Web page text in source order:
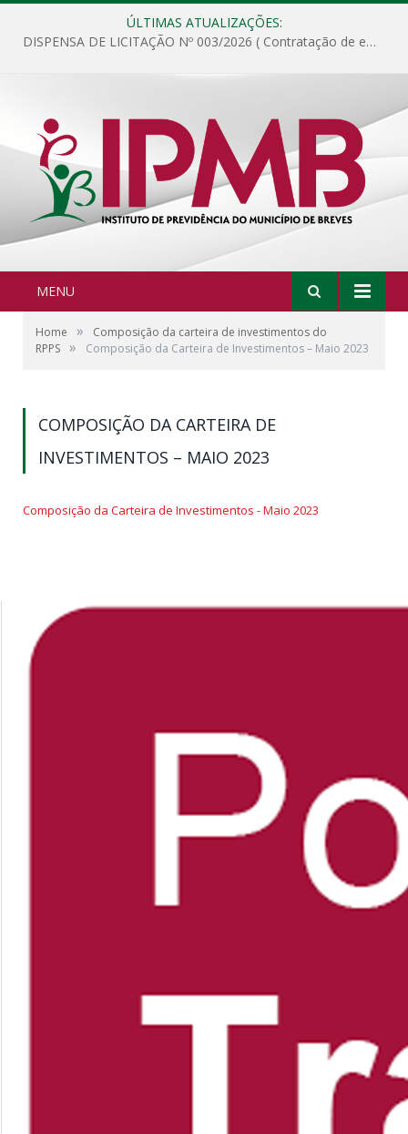
ÚLTIMAS ATUALIZAÇÕES:
DISPENSA DE LICITAÇÃO Nº 003/2026 ( Contratação de empresa para fornecimento de gêneros alimentícios não perecíveis, materiais de expediente, descartáveis, copa e cozinha, para análise e posterior publicação.)
MENU
Home »
Composição da carteira de investimentos do
RPPS » Composição da Carteira de Investimentos – Maio 2023
COMPOSIÇÃO DA CARTEIRA DE
INVESTIMENTOS – MAIO 2023
Composição da Carteira de Investimentos - Maio 2023